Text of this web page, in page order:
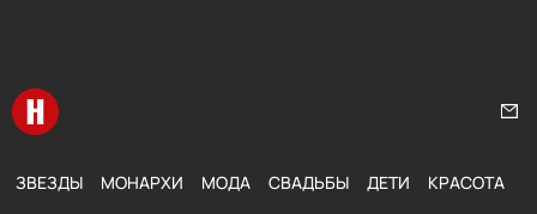
Перейти на главную
ЗВЕЗДЫ МОНАРХИ МОДА СВАДЬБЫ ДЕТИ КРАСОТА